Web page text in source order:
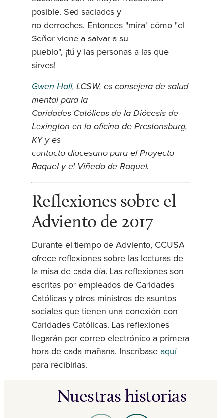
posible. Sed saciados y
no derroches. Entonces "mira" cómo "el
Señor viene a salvar a su
pueblo", ¡tú y las personas a las que
sirves!
Gwen Hall, LCSW, es consejera de salud
mental para la
Caridades Católicas de la Diócesis de
Lexington en la oficina de Prestonsburg,
KY y es
contacto diocesano para el Proyecto
Raquel y el Viñedo de Raquel.
Reflexiones sobre el
Adviento de 2017
Durante el tiempo de Adviento, CCUSA
ofrece reflexiones sobre las lecturas de
la misa de cada día. Las reflexiones son
escritas por empleados de Caridades
Católicas y otros ministros de asuntos
sociales que tienen una conexión con
Caridades Católicas. Las reflexiones
llegarán por correo electrónico a primera
hora de cada mañana. Inscríbase aquí
para recibirlas.
Nuestras historias